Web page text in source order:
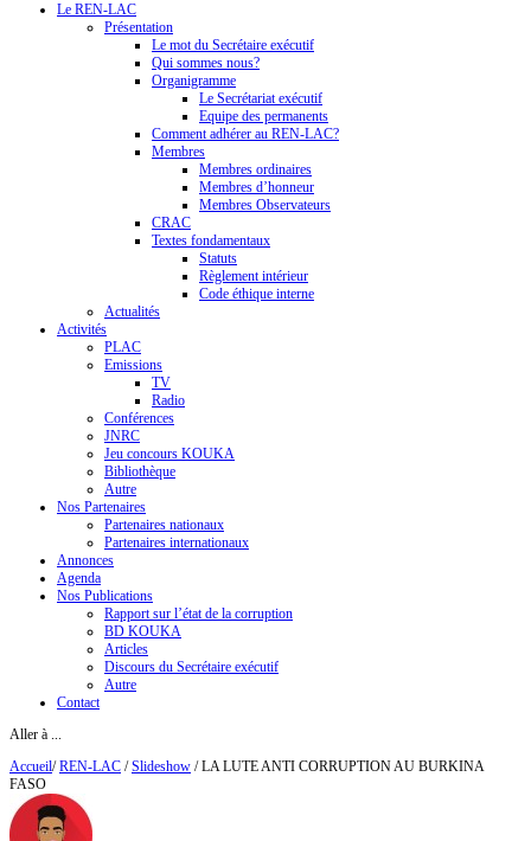
Le REN-LAC
Présentation
Le mot du Secrétaire exécutif
Qui sommes nous?
Organigramme
Le Secrétariat exécutif
Equipe des permanents
Comment adhérer au REN-LAC?
Membres
Membres ordinaires
Membres d’honneur
Membres Observateurs
CRAC
Textes fondamentaux
Statuts
Règlement intérieur
Code éthique interne
Actualités
Activités
PLAC
Emissions
TV
Radio
Conférences
JNRC
Jeu concours KOUKA
Bibliothèque
Autre
Nos Partenaires
Partenaires nationaux
Partenaires internationaux
Annonces
Agenda
Nos Publications
Rapport sur l’état de la corruption
BD KOUKA
Articles
Discours du Secrétaire exécutif
Autre
Contact
Aller à ...
Accueil/ REN-LAC / Slideshow / LA LUTE ANTI CORRUPTION AU BURKINA
FASO